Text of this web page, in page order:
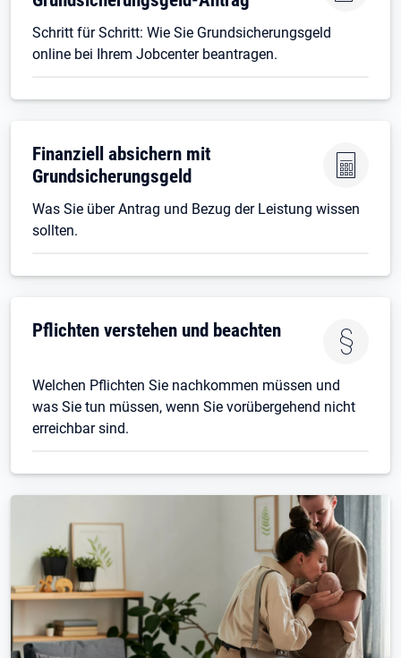
Schritt für Schritt: Wie Sie Grundsicherungsgeld
online bei Ihrem Jobcenter beantragen.
Finanziell absichern mit
Grundsicherungsgeld
Was Sie über Antrag und Bezug der Leistung wissen
sollten.
Pflichten verstehen und beachten
Welchen Pflichten Sie nachkommen müssen und
was Sie tun müssen, wenn Sie vorübergehend nicht
erreichbar sind.